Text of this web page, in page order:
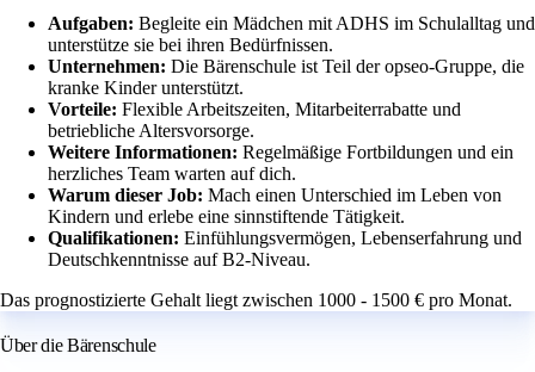
Aufgaben: Begleite ein Mädchen mit ADHS im Schulalltag und
unterstütze sie bei ihren Bedürfnissen.
Unternehmen: Die Bärenschule ist Teil der opseo-Gruppe, die
kranke Kinder unterstützt.
Vorteile: Flexible Arbeitszeiten, Mitarbeiterrabatte und
betriebliche Altersvorsorge.
Weitere Informationen: Regelmäßige Fortbildungen und ein
herzliches Team warten auf dich.
Warum dieser Job: Mach einen Unterschied im Leben von
Kindern und erlebe eine sinnstiftende Tätigkeit.
Qualifikationen: Einfühlungsvermögen, Lebenserfahrung und
Deutschkenntnisse auf B2-Niveau.
Das prognostizierte Gehalt liegt zwischen 1000 - 1500 € pro Monat.
Über die Bärenschule